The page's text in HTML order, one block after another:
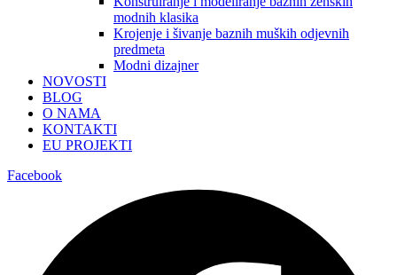
modnih klasika
Krojenje i šivanje baznih muških odjevnih
predmeta
Modni dizajner
NOVOSTI
BLOG
O NAMA
KONTAKTI
EU PROJEKTI
Facebook